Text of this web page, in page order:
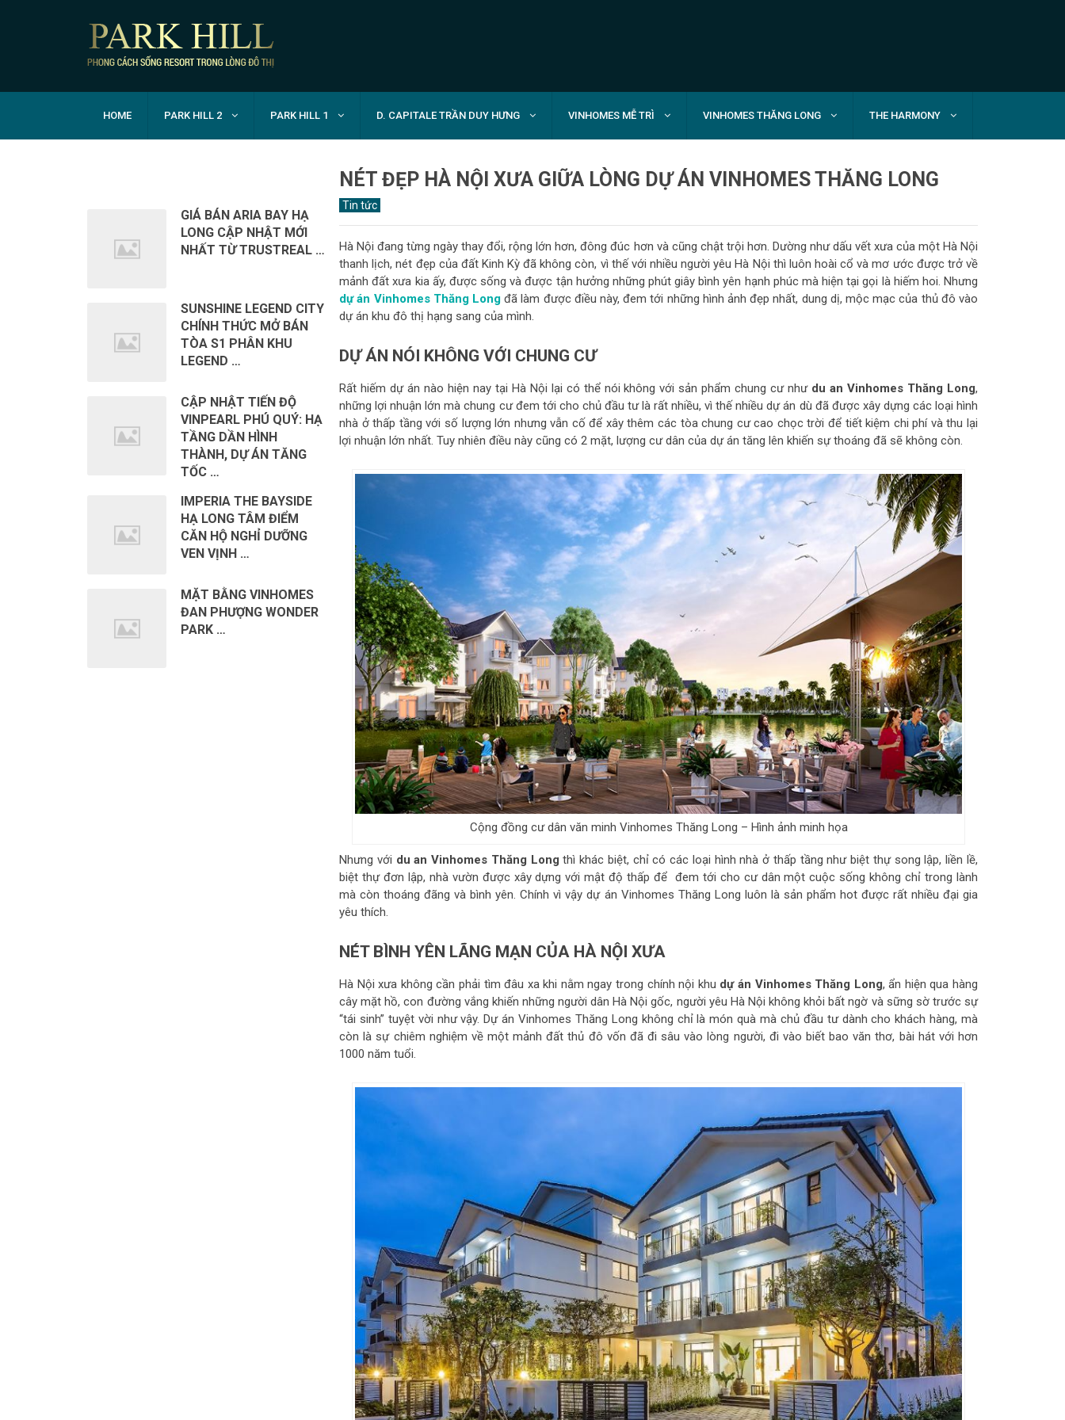
HOME PARK HILL 2 PARK HILL 1 D. CAPITALE TRẦN DUY HƯNG VINHOMES MỄ TRÌ VINHOMES THĂNG LONG THE HARMONY
NÉT ĐẸP HÀ NỘI XƯA GIỮA LÒNG DỰ ÁN VINHOMES THĂNG LONG
Tin tức
Hà Nội đang từng ngày thay đổi, rộng lớn hơn, đông đúc hơn và cũng chật trội hơn. Dường như dấu vết xưa của một Hà Nội
thanh lịch, nét đẹp của đất Kinh Kỳ đã không còn, vì thế với nhiều người yêu Hà Nội thì luôn hoài cổ và mơ ước được trở về
mảnh đất xưa kia ấy, được sống và được tận hưởng những phút giây bình yên hạnh phúc mà hiện tại gọi là hiếm hoi. Nhưng
dự án Vinhomes Thăng Longđã làm được điều này, đem tới những hình ảnh đẹp nhất, dung dị, mộc mạc của thủ đô vào
dự án khu đô thị hạng sang của mình.
DỰ ÁN NÓI KHÔNG VỚI CHUNG CƯ
Rất hiếm dự án nào hiện nay tại Hà Nội lại có thể nói không với sản phẩm chung cư như du an Vinhomes Thăng Long,
những lợi nhuận lớn mà chung cư đem tới cho chủ đầu tư là rất nhiều, vì thế nhiều dự án dù đã được xây dựng các loại hình
nhà ở thấp tầng với số lượng lớn nhưng vẫn cố để xây thêm các tòa chung cư cao chọc trời để tiết kiệm chi phí và thu lại
lợi nhuận lớn nhất. Tuy nhiên điều này cũng có 2 mặt, lượng cư dân của dự án tăng lên khiến sự thoáng đã sẽ không còn.
Cộng đồng cư dân văn minh Vinhomes Thăng Long – Hình ảnh minh họa
Nhưng với du an Vinhomes Thăng Long thì khác biệt, chỉ có các loại hình nhà ở thấp tầng như biệt thự song lập, liền lề,
biệt thự đơn lập, nhà vườn được xây dựng với mật độ thấp để đem tới cho cư dân một cuộc sống không chỉ trong lành
mà còn thoáng đãng và bình yên. Chính vì vậy dự án Vinhomes Thăng Long luôn là sản phẩm hot được rất nhiều đại gia
yêu thích.
NÉT BÌNH YÊN LÃNG MẠN CỦA HÀ NỘI XƯA
Hà Nội xưa không cần phải tìm đâu xa khi nằm ngay trong chính nội khu dự án Vinhomes Thăng Long, ẩn hiện qua hàng
cây mặt hồ, con đường vắng khiến những người dân Hà Nội gốc, người yêu Hà Nội không khỏi bất ngờ và sững sờ trước sự
“tái sinh” tuyệt vời như vậy. Dự án Vinhomes Thăng Long không chỉ là món quà mà chủ đầu tư dành cho khách hàng, mà
còn là sự chiêm nghiệm về một mảnh đất thủ đô vốn đã đi sâu vào lòng người, đi vào biết bao văn thơ, bài hát với hơn
1000 năm tuổi.
GIÁ BÁN ARIA BAY HẠ
LONG CẬP NHẬT MỚI
NHẤT TỪ TRUSTREAL …
SUNSHINE LEGEND CITY
CHÍNH THỨC MỞ BÁN
TÒA S1 PHÂN KHU
LEGEND …
CẬP NHẬT TIẾN ĐỘ
VINPEARL PHÚ QUÝ: HẠ
TẦNG DẦN HÌNH
THÀNH, DỰ ÁN TĂNG
TỐC …
IMPERIA THE BAYSIDE
HẠ LONG TÂM ĐIỂM
CĂN HỘ NGHỈ DƯỠNG
VEN VỊNH …
MẶT BẰNG VINHOMES
ĐAN PHƯỢNG WONDER
PARK …